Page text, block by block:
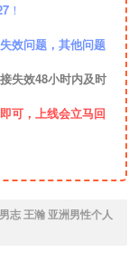
！
效问题，其他问题
失效48小时内及时
可，上线会立马回
志 王瀚 亚洲男性个人